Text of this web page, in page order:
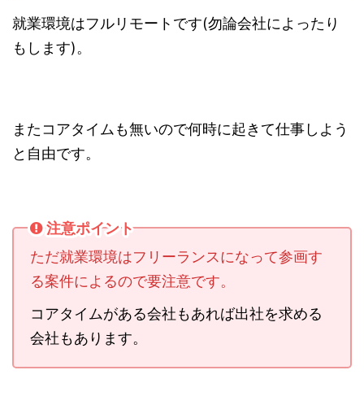
就業環境はフルリモートです(勿論会社によったり
もします)。
またコアタイムも無いので何時に起きて仕事しよう
と自由です。
注意ポイント
ただ就業環境はフリーランスになって参画す
る案件によるので要注意です。
コアタイムがある会社もあれば出社を求める
会社もあります。